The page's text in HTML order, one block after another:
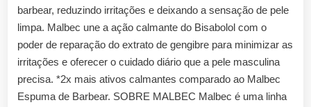
barbear, reduzindo irritações e deixando a sensação de pele
limpa. Malbec une a ação calmante do Bisabolol com o
poder de reparação do extrato de gengibre para minimizar as
irritações e oferecer o cuidado diário que a pele masculina
precisa. *2x mais ativos calmantes comparado ao Malbec
Espuma de Barbear. SOBRE MALBEC Malbec é uma linha